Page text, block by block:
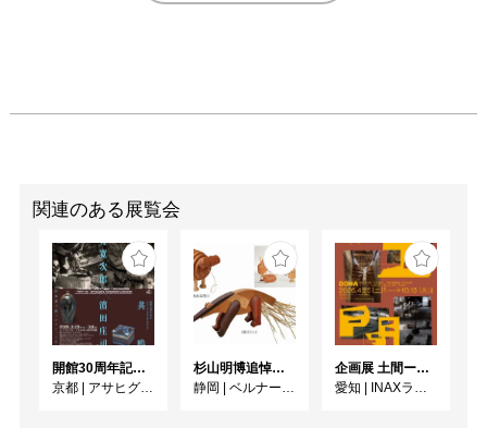
関連のある展覧会
開館30周年記念 山本爲三郎・河井寬次郎没後60年記念 「共鳴 河井寬次郎 × 濱田庄司 ー山本爲三郎コレクションより」
京都 | アサヒグループ大山崎山荘美術館
杉山明博追悼展 木とわたし―木工の妙技と美術教育
静岡 | ベルナール・ビュフェ美術館
企画展 土間ーつくって、つかって、再発見ー
愛知 | INAXライブミュージアム